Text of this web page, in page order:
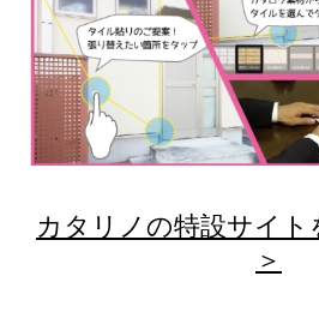
カタリノの特設サイト
＞